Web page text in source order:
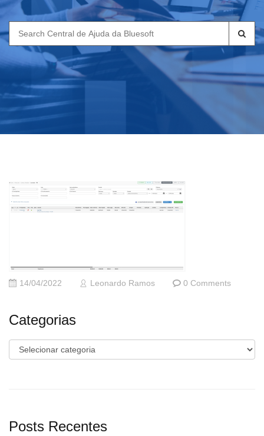
Search
for:
14/04/2022 Leonardo Ramos 0 Comments
Categorias
Categorias
Posts Recentes